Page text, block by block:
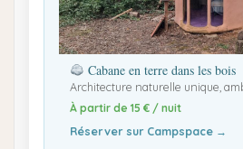
Cabane en terre dans les bois
Architecture naturelle unique,
À partir de 15 € / nuit
Réserver sur Campspace →